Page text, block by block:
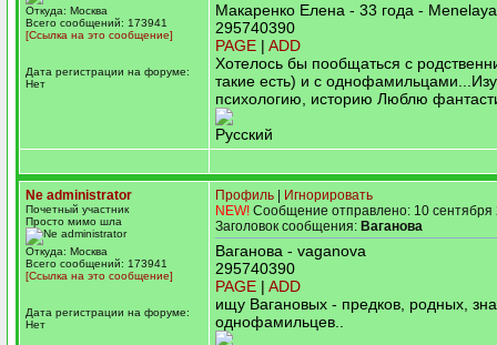
Откуда: Москва
Всего сообщений: 173941
[Ссылка на это сообщение]
Дата регистрации на форуме:
Нет
Макаренко Елена - 33 года - Menelaya
295740390
PAGE | ADD
Хотелось бы пообщаться с
такие есть) и с
психологию, историю Люблю
Русский
Ne administrator
Почетный участник
Просто мимо шла
Откуда: Москва
Всего сообщений: 173941
[Ссылка на это сообщение]
Дата регистрации на форуме:
Нет
Профиль
Игнорировать
NEW! Сообщение отправлено: 10 сентября
Заголовок сообщения: Ваганова
Ваганова - vaganova
295740390
PAGE | ADD
ищу Вагановых - предков, родных,
однофамильцев..